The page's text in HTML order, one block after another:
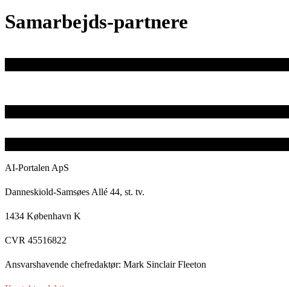
Samarbejds-partnere
AI-Portalen ApS
Danneskiold-Samsøes Allé 44, st. tv.
1434 København K
CVR 45516822
Ansvarshavende chefredaktør: Mark Sinclair Fleeton